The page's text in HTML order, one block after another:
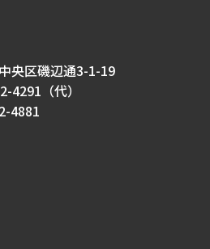
央区磯辺通3-1-19
4291（代）
4881